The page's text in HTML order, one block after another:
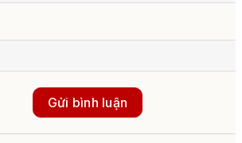
Gửi bình luận